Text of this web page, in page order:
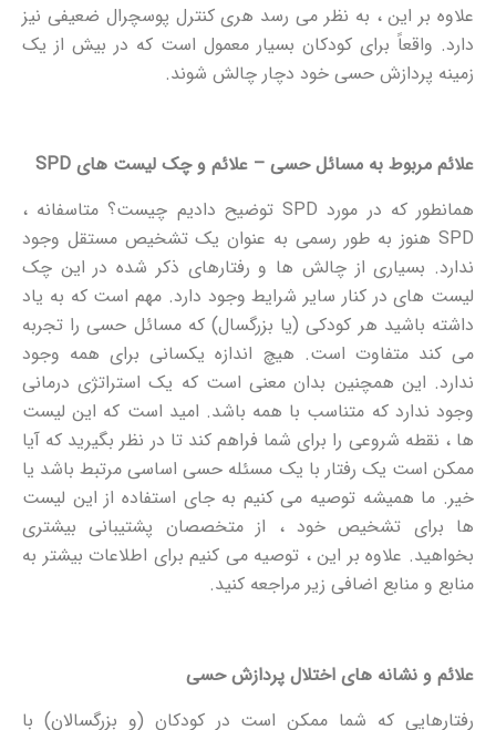
علاوه بر این ، به نظر می رسد هری کنترل پوسچرال ضعیفی نیز
دارد. واقعاً برای کودکان بسیار معمول است که در بیش از یک
زمینه پردازش حسی خود دچار چالش شوند.
علائم مربوط به مسائل حسی – علائم و چک لیست های SPD
همانطور که در مورد SPD توضیح دادیم چیست؟ متاسفانه ،
SPD هنوز به طور رسمی به عنوان یک تشخیص مستقل وجود
ندارد. بسیاری از چالش ها و رفتارهای ذکر شده در این چک
لیست های در کنار سایر شرایط وجود دارد. مهم است که به یاد
داشته باشید هر کودکی (یا بزرگسال) که مسائل حسی را تجربه
می کند متفاوت است. هیچ اندازه یکسانی برای همه وجود
ندارد. این همچنین بدان معنی است که یک استراتژی درمانی
وجود ندارد که متناسب با همه باشد. امید است که این لیست
ها ، نقطه شروعی را برای شما فراهم کند تا در نظر بگیرید که آیا
ممکن است یک رفتار با یک مسئله حسی اساسی مرتبط باشد یا
خیر. ما همیشه توصیه می کنیم به جای استفاده از این لیست
ها برای تشخیص خود ، از متخصصان پشتیبانی بیشتری
بخواهید. علاوه بر این ، توصیه می کنیم برای اطلاعات بیشتر به
منابع و منابع اضافی زیر مراجعه کنید.
علائم و نشانه های اختلال پردازش حسی
رفتارهایی که شما ممکن است در کودکان (و بزرگسالان) با